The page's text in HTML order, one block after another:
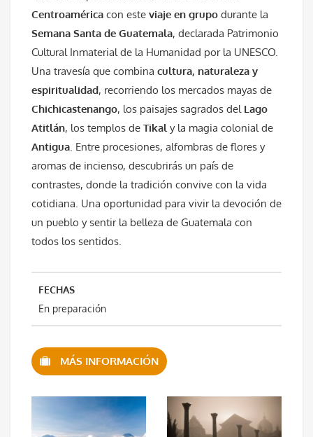
Centroamérica con este viaje en grupo durante la
Semana Santa de Guatemala, declarada Patrimonio
Cultural Inmaterial de la Humanidad por la UNESCO.
Una travesía que combina cultura, naturaleza y
espiritualidad, recorriendo los mercados mayas de
Chichicastenango, los paisajes sagrados del Lago
Atitlán, los templos de Tikaly la magia colonial de
Antigua. Entre procesiones, alfombras de flores y
aromas de incienso, descubrirás un país de
contrastes, donde la tradición convive con la vida
cotidiana. Una oportunidad para vivir la devoción de
un pueblo y sentir la belleza de Guatemala con
todos los sentidos.
FECHAS
En preparación
MÁS INFORMACIÓN